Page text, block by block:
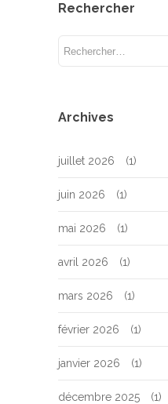
Rechercher
Archives
juillet 2026 (1)
juin 2026 (1)
mai 2026 (1)
avril 2026 (1)
mars 2026 (1)
février 2026 (1)
janvier 2026 (1)
décembre 2025 (1)